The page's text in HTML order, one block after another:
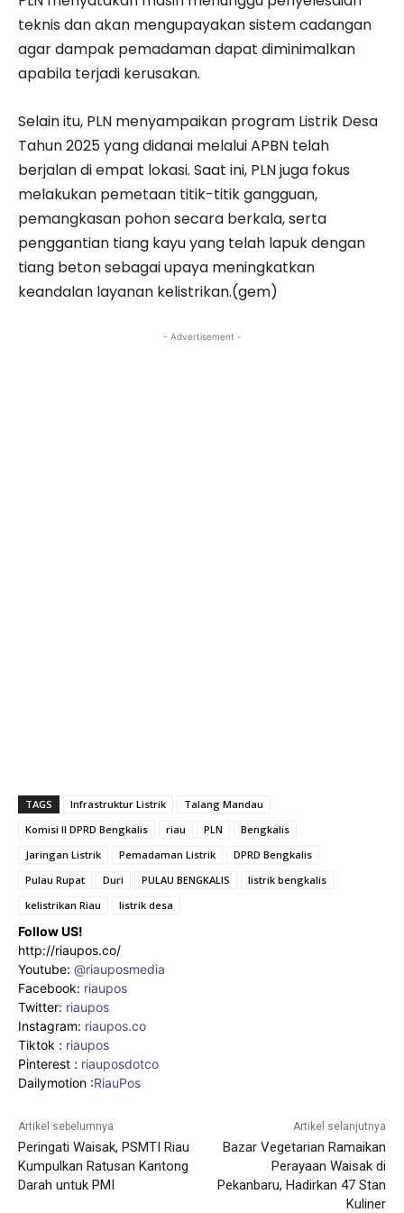
teknis dan akan mengupayakan sistem cadangan
agar dampak pemadaman dapat diminimalkan
apabila terjadi kerusakan.
Selain itu, PLN menyampaikan program Listrik Desa
Tahun 2025 yang didanai melalui APBN telah
berjalan di empat lokasi. Saat ini, PLN juga fokus
melakukan pemetaan titik-titik gangguan,
pemangkasan pohon secara berkala, serta
penggantian tiang kayu yang telah lapuk dengan
tiang beton sebagai upaya meningkatkan
keandalan layanan kelistrikan.(gem)
- Advertisement -
TAGS Infrastruktur Listrik
Talang Mandau
Komisi II DPRD Bengkalis
riau PLN
Bengkalis
Jaringan Listrik
Pemadaman Listrik
DPRD Bengkalis
Pulau Rupat
Duri PULAU BENGKALIS
listrik bengkalis
kelistrikan Riau
listrik desa
Follow US!
http://riaupos.co/
Youtube: @riauposmedia
Facebook: riaupos
Twitter: riaupos
Instagram: riaupos.co
Tiktok : riaupos
Pinterest : riauposdotco
Dailymotion :RiauPos
Artikel sebelumnya
Peringati Waisak, PSMTI Riau
Kumpulkan Ratusan Kantong
Darah untuk PMI
Artikel selanjutnya
Bazar Vegetarian Ramaikan
Perayaan Waisak di
Pekanbaru, Hadirkan 47 Stan
Kuliner